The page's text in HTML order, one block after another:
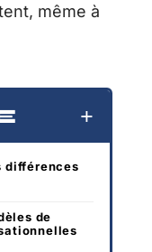
même à
différences
de